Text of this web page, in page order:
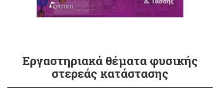
Εργαστηριακά θέματα φυσικής
στερεάς κατάστασης